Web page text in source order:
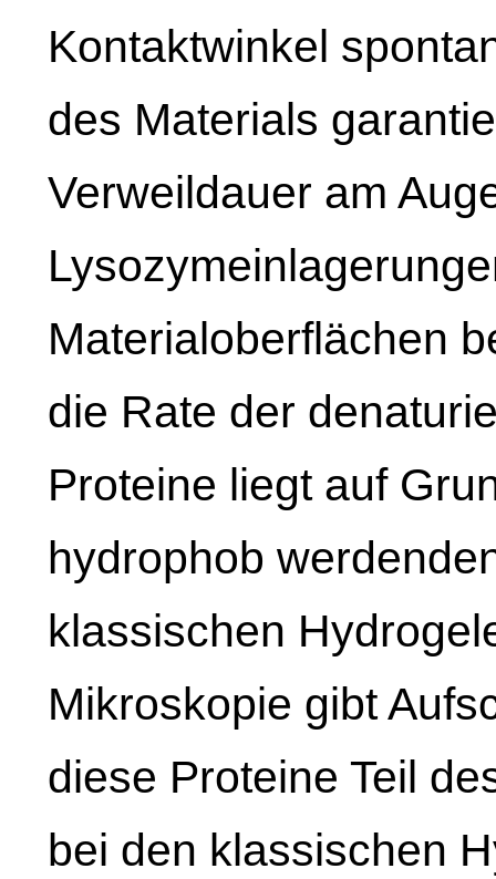
Kontaktwinkel
des Materials
Verweildauer am
Materialoberflächen
die Rate der
Proteine liegt auf
hydrophob
klassischen
Mikroskopie gibt
diese Proteine Teil
bei den klassischen